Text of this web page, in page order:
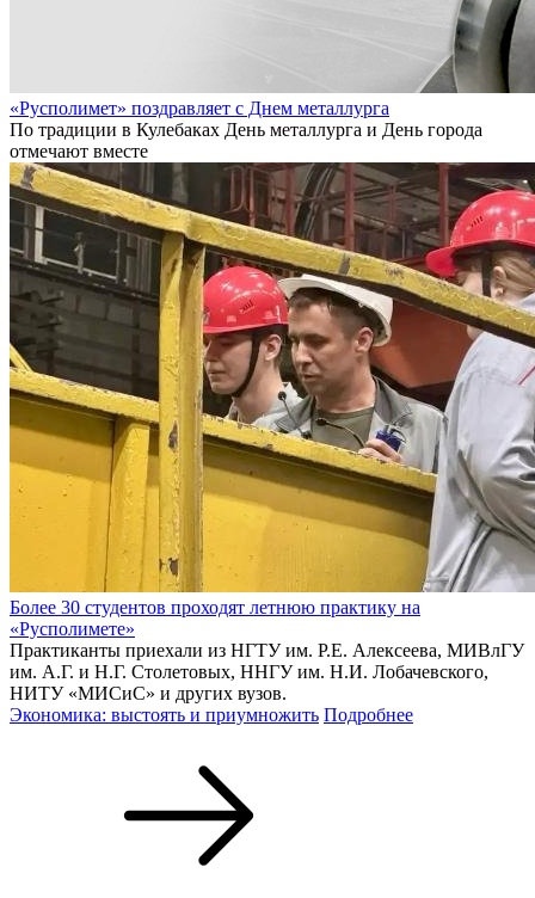
«Русполимет» поздравляет с Днем металлурга
По традиции в Кулебаках День металлурга и День города
отмечают вместе
Более 30 студентов проходят летнюю практику на
«Русполимете»
Практиканты приехали из НГТУ им. Р.Е. Алексеева, МИВлГУ
им. А.Г. и Н.Г. Столетовых, ННГУ им. Н.И. Лобачевского,
НИТУ «МИСиС» и других вузов.
Экономика: выстоять и приумножить Подробнее